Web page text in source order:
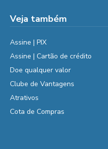
Veja também
Assine | PIX
Assine | Cartão de crédito
Doe qualquer valor
Clube de Vantagens
Atrativos
Cota de Compras